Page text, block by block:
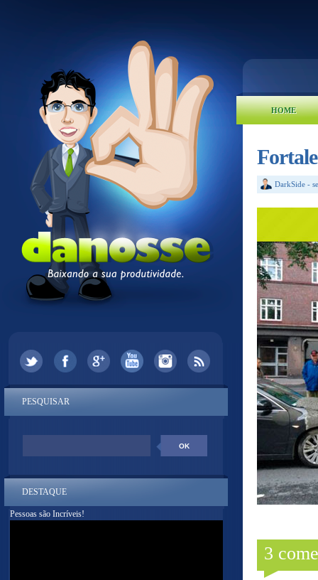
HOME
DarkSide -
3
PESQUISAR
DESTAQUE
Pessoas são Incríveis!